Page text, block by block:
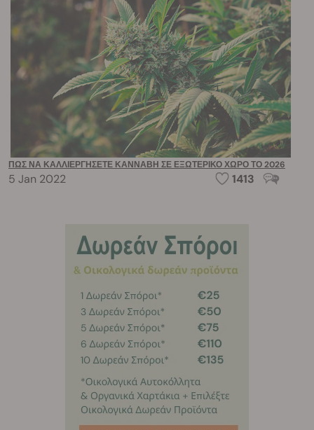
ΠΏΣ ΝΑ ΚΑΛΛΙΕΡΓΉΣΕΤΕ ΚΆΝΝΑΒΗ ΣΕ ΕΞΩΤΕΡΙΚΌ ΧΏΡΟ ΤΟ 2026
5 Jan 2022 1413